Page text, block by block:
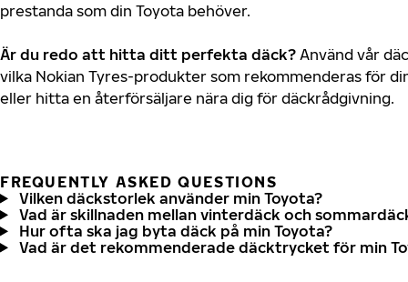
prestanda som din Toyota behöver.
Är du redo att hitta ditt perfekta däck? Använd vår
vilka Nokian Tyres-produkter som rekommenderas för
eller hitta en återförsäljare nära dig för däckrådgivning.
FREQUENTLY ASKED QUESTIONS
Vilken däckstorlek använder min Toyota?
Vad är skillnaden mellan vinterdäck och
Hur ofta ska jag byta däck på min Toyota?
Vad är det rekommenderade däcktrycket för min